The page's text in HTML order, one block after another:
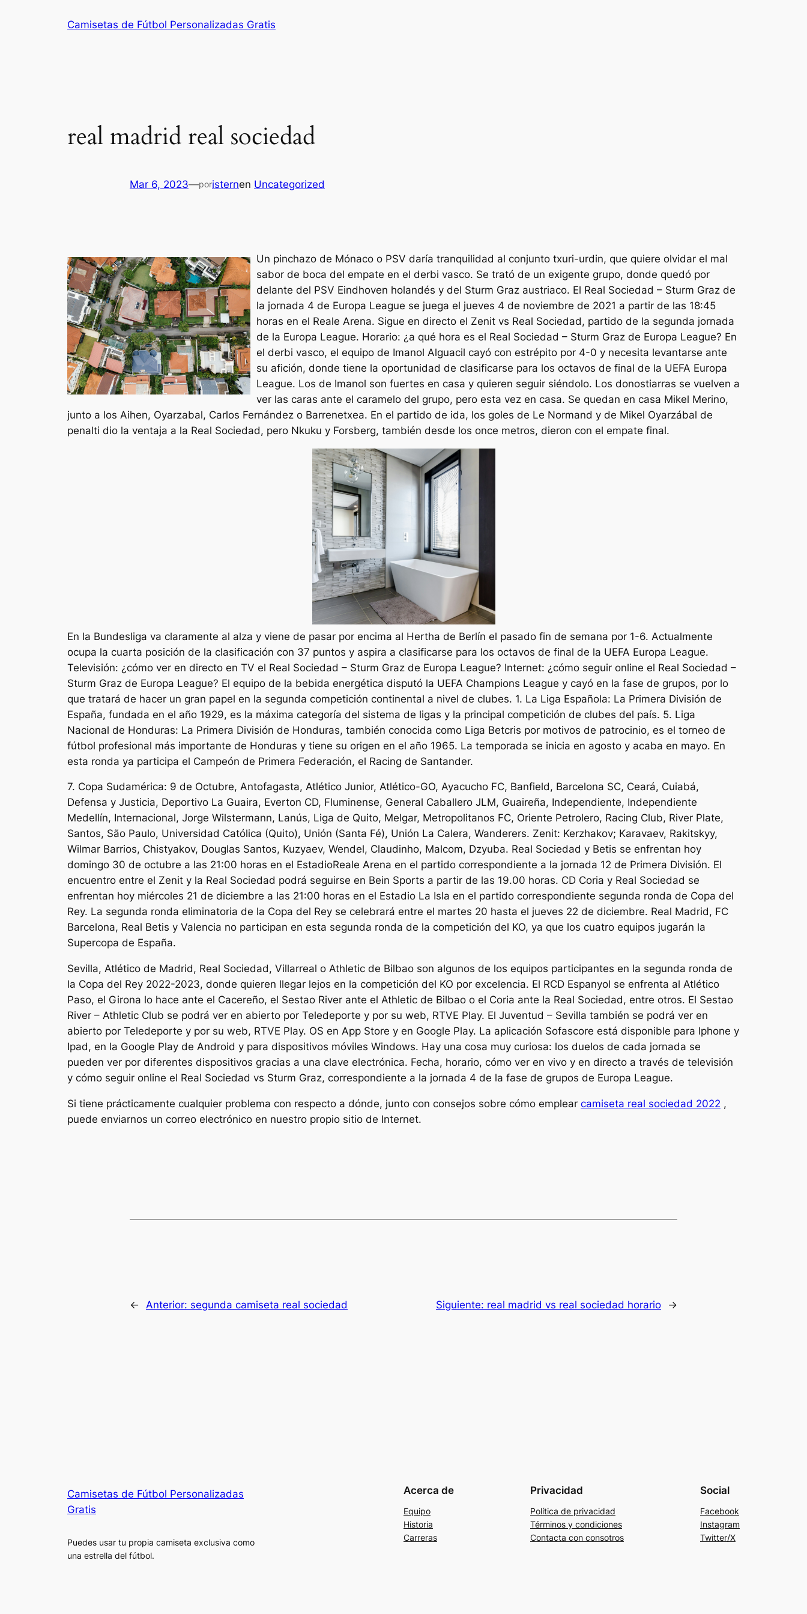
Camisetas de Fútbol Personalizadas Gratis
real madrid real sociedad
Mar 6, 2023—poristernen Uncategorized
Un pinchazo de Mónaco o PSV daría tranquilidad al conjunto txuri-urdin, que quiere olvidar el mal
sabor de boca del empate en el derbi vasco. Se trató de un exigente grupo, donde quedó por
delante del PSV Eindhoven holandés y del Sturm Graz austriaco. El Real Sociedad – Sturm Graz de
la jornada 4 de Europa League se juega el jueves 4 de noviembre de 2021 a partir de las 18:45
horas en el Reale Arena. Sigue en directo el Zenit vs Real Sociedad, partido de la segunda jornada
de la Europa League. Horario: ¿a qué hora es el Real Sociedad – Sturm Graz de Europa League? En
el derbi vasco, el equipo de Imanol Alguacil cayó con estrépito por 4-0 y necesita levantarse ante
su afición, donde tiene la oportunidad de clasificarse para los octavos de final de la UEFA Europa
League. Los de Imanol son fuertes en casa y quieren seguir siéndolo. Los donostiarras se vuelven a
ver las caras ante el caramelo del grupo, pero esta vez en casa. Se quedan en casa Mikel Merino,
junto a los Aihen, Oyarzabal, Carlos Fernández o Barrenetxea. En el partido de ida, los goles de Le Normand y de Mikel Oyarzábal de
penalti dio la ventaja a la Real Sociedad, pero Nkuku y Forsberg, también desde los once metros, dieron con el empate final.
En la Bundesliga va claramente al alza y viene de pasar por encima al Hertha de Berlín el pasado fin de semana por 1-6. Actualmente
ocupa la cuarta posición de la clasificación con 37 puntos y aspira a clasificarse para los octavos de final de la UEFA Europa League.
Televisión: ¿cómo ver en directo en TV el Real Sociedad – Sturm Graz de Europa League? Internet: ¿cómo seguir online el Real Sociedad –
Sturm Graz de Europa League? El equipo de la bebida energética disputó la UEFA Champions League y cayó en la fase de grupos, por lo
que tratará de hacer un gran papel en la segunda competición continental a nivel de clubes. 1. La Liga Española: La Primera División de
España, fundada en el año 1929, es la máxima categoría del sistema de ligas y la principal competición de clubes del país. 5. Liga
Nacional de Honduras: La Primera División de Honduras, también conocida como Liga Betcris por motivos de patrocinio, es el torneo de
fútbol profesional más importante de Honduras y tiene su origen en el año 1965. La temporada se inicia en agosto y acaba en mayo. En
esta ronda ya participa el Campeón de Primera Federación, el Racing de Santander.
7. Copa Sudamérica: 9 de Octubre, Antofagasta, Atlético Junior, Atlético-GO, Ayacucho FC, Banfield, Barcelona SC, Ceará, Cuiabá,
Defensa y Justicia, Deportivo La Guaira, Everton CD, Fluminense, General Caballero JLM, Guaireña, Independiente, Independiente
Medellín, Internacional, Jorge Wilstermann, Lanús, Liga de Quito, Melgar, Metropolitanos FC, Oriente Petrolero, Racing Club, River Plate,
Santos, São Paulo, Universidad Católica (Quito), Unión (Santa Fé), Unión La Calera, Wanderers. Zenit: Kerzhakov; Karavaev, Rakitskyy,
Wilmar Barrios, Chistyakov, Douglas Santos, Kuzyaev, Wendel, Claudinho, Malcom, Dzyuba. Real Sociedad y Betis se enfrentan hoy
domingo 30 de octubre a las 21:00 horas en el EstadioReale Arena en el partido correspondiente a la jornada 12 de Primera División. El
encuentro entre el Zenit y la Real Sociedad podrá seguirse en Bein Sports a partir de las 19.00 horas. CD Coria y Real Sociedad se
enfrentan hoy miércoles 21 de diciembre a las 21:00 horas en el Estadio La Isla en el partido correspondiente segunda ronda de Copa del
Rey. La segunda ronda eliminatoria de la Copa del Rey se celebrará entre el martes 20 hasta el jueves 22 de diciembre. Real Madrid, FC
Barcelona, Real Betis y Valencia no participan en esta segunda ronda de la competición del KO, ya que los cuatro equipos jugarán la
Supercopa de España.
Sevilla, Atlético de Madrid, Real Sociedad, Villarreal o Athletic de Bilbao son algunos de los equipos participantes en la segunda ronda de
la Copa del Rey 2022-2023, donde quieren llegar lejos en la competición del KO por excelencia. El RCD Espanyol se enfrenta al Atlético
Paso, el Girona lo hace ante el Cacereño, el Sestao River ante el Athletic de Bilbao o el Coria ante la Real Sociedad, entre otros. El Sestao
River – Athletic Club se podrá ver en abierto por Teledeporte y por su web, RTVE Play. El Juventud – Sevilla también se podrá ver en
abierto por Teledeporte y por su web, RTVE Play. OS en App Store y en Google Play. La aplicación Sofascore está disponible para Iphone y
Ipad, en la Google Play de Android y para dispositivos móviles Windows. Hay una cosa muy curiosa: los duelos de cada jornada se
pueden ver por diferentes dispositivos gracias a una clave electrónica. Fecha, horario, cómo ver en vivo y en directo a través de televisión
y cómo seguir online el Real Sociedad vs Sturm Graz, correspondiente a la jornada 4 de la fase de grupos de Europa League.
Si tiene prácticamente cualquier problema con respecto a dónde, junto con consejos sobre cómo emplear camiseta real sociedad 2022 ,
puede enviarnos un correo electrónico en nuestro propio sitio de Internet.
← Anterior: segunda camiseta real sociedad Siguiente: real madrid vs real sociedad horario →
Camisetas de Fútbol Personalizadas
Gratis
Puedes usar tu propia camiseta exclusiva como
una estrella del fútbol.
Acerca de
Equipo
Historia
Carreras
Privacidad
Política de privacidad
Términos y condiciones
Contacta con consotros
Social
Facebook
Instagram
Twitter/X